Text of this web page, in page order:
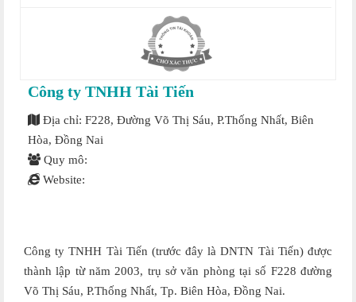
Công ty TNHH Tài Tiến
Địa chỉ: F228, Đường Võ Thị Sáu, P.Thống Nhất, Biên
Hòa, Đồng Nai
Quy mô:
Website:
Công ty TNHH Tài Tiến (trước đây là DNTN Tài Tiến) được
thành lập từ năm 2003, trụ sở văn phòng tại số F228 đường
Võ Thị Sáu, P.Thống Nhất, Tp. Biên Hòa, Đồng Nai.